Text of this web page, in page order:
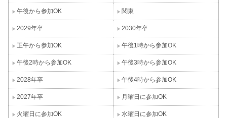
午後から参加OK 関東
2029年卒 2030年卒
正午から参加OK 午後1時から参加OK
午後2時から参加OK 午後3時から参加OK
2028年卒 午後4時から参加OK
2027年卒 月曜日に参加OK
火曜日に参加OK 水曜日に参加OK